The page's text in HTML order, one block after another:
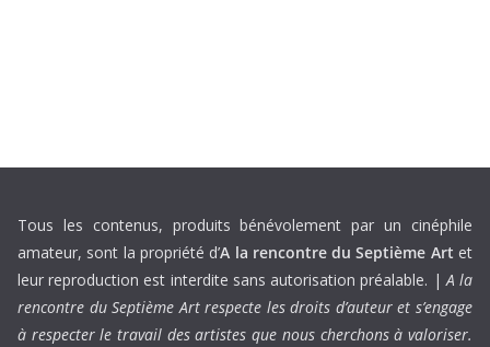
Tous les contenus, produits bénévolement par un cinéphile
amateur, sont la propriété d’A la rencontre du Septième Art et
leur reproduction est interdite sans autorisation préalable. |A la
rencontre du Septième Art respecte les droits d’auteur et s’engage
à respecter le travail des artistes que nous cherchons à valoriser.